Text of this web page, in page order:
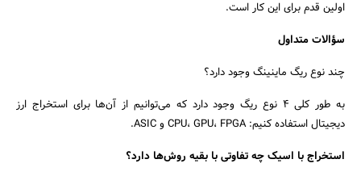
اولین قدم برای این کار است.
سؤالات متداول
چند نوع ریگ ماینینگ وجود دارد؟
به طور کلی 4 نوع ریگ وجود دارد که می‌توانیم از آن‌ها برای استخراج ارز
دیجیتال استفاده کنیم: CPU، GPU، FPGA و ASIC.
استخراج با اسیک چه تفاوتی با بقیه روش‌ها دارد؟